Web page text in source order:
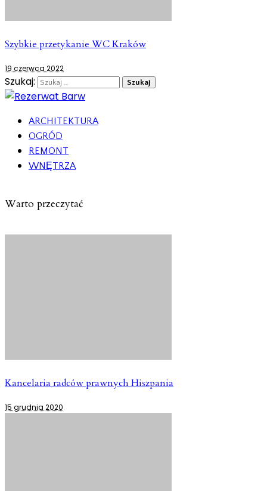
Szybkie przetykanie WC Kraków
19 czerwca 2022
Szukaj:
ARCHITEKTURA
OGRÓD
REMONT
WNĘTRZA
Warto przeczytać
Kancelaria radców prawnych Hiszpania
15 grudnia 2020